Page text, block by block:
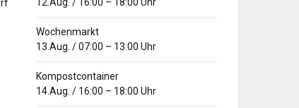
12.Aug. / 16:00 – 18:00 Uhr
Wochenmarkt
13.Aug. /07:00 – 13:00 Uhr
Kompostcontainer
14.Aug. / 16:00 – 18:00 Uhr